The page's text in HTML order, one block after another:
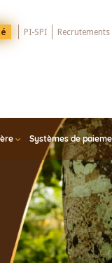
PI-SPI Recrutements
Systèmes de